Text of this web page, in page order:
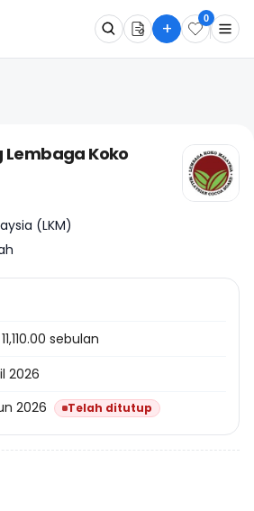
+ 0
Koko
(LKM)
sebulan
2026
2026 Telah ditutup